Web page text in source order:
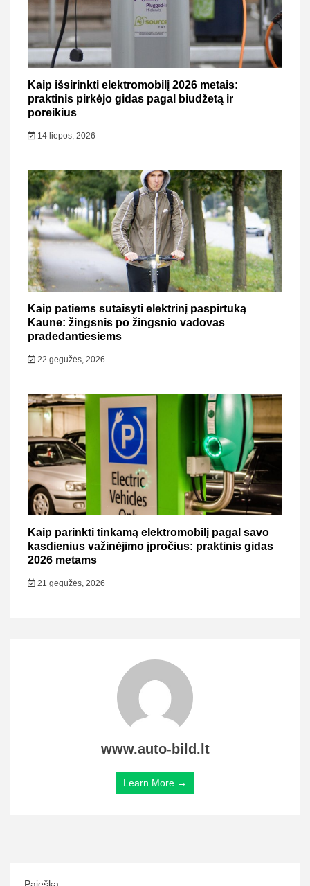
Kaip išsirinkti elektromobilį 2026 metais:
praktinis pirkėjo gidas pagal biudžetą ir
poreikius
14 liepos, 2026
Kaip patiems sutaisyti elektrinį paspirtuką
Kaune: žingsnis po žingsnio vadovas
pradedantiesiems
22 gegužės, 2026
Kaip parinkti tinkamą elektromobilį pagal savo
kasdienius važinėjimo įpročius: praktinis gidas
2026 metams
21 gegužės, 2026
www.auto-bild.lt
Learn More →